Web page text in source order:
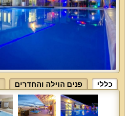
כללי פנים הוילה והחדרים